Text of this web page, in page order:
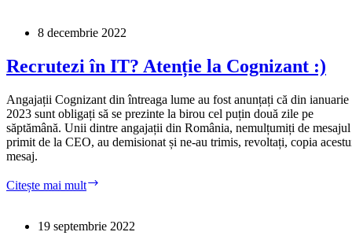
8 decembrie 2022
Recrutezi în IT? Atenție la Cognizant :)
Angajații Cognizant din întreaga lume au fost anunțați că din ianuarie
2023 sunt obligați să se prezinte la birou cel puțin două zile pe
săptămână. Unii dintre angajații din România, nemulțumiți de mesajul
primit de la CEO, au demisionat și ne-au trimis, revoltați, copia
mesaj.
Citește mai mult
Atenție
19 septembrie 2022